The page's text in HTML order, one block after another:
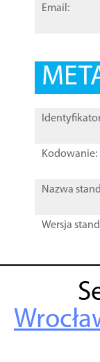
Email:
Kodowanie:
Nazwa
Wersja